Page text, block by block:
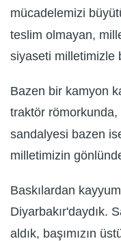
mücadelemizi
teslim olmayan,
siyaseti milletimizle
Bazen bir kamyon
traktör
sandalyesi bazen
milletimizin
Baskılardan
Diyarbakır'daydık.
aldık, başımızın